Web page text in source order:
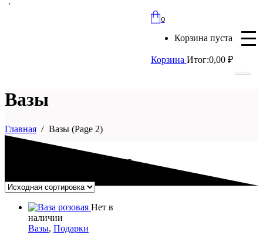
0
Корзина пуста
Корзина Итог:0,00 ₽
Вход
Вазы
Главная Вазы (Page 2)
ОТОБРАЖЕНИЕ 13–17 ИЗ 17
Нет в
наличии
Вазы, Подарки